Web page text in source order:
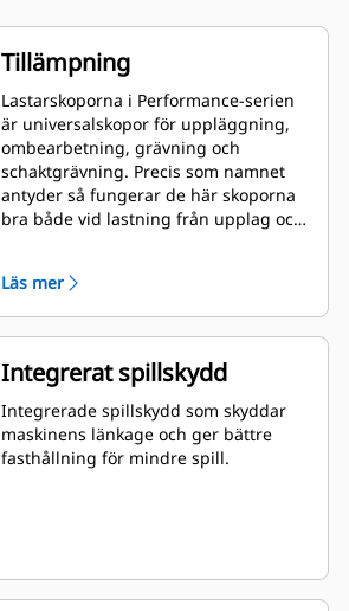
Tillämpning
Lastarskoporna i Performance-serien
är universalskopor för uppläggning,
ombearbetning, grävning och
schaktgrävning. Precis som namnet
antyder så fungerar de här skoporna
bra både vid lastning från upplag och
brytkrafter och nötning. Perfekt för
bakåtdragning och hyvling.
Fyllningsfaktorn för skopor i
Performance-serien kan vara upp till
115 % högre än den angivna
kapaciteten.
Läs mer
Integrerat spillskydd
Integrerade spillskydd som skyddar
maskinens länkage och ger bättre
fasthållning för mindre spill.